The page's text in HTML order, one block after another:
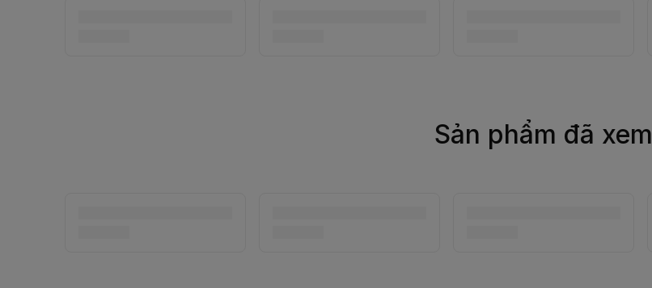
Sản phẩm đã xem